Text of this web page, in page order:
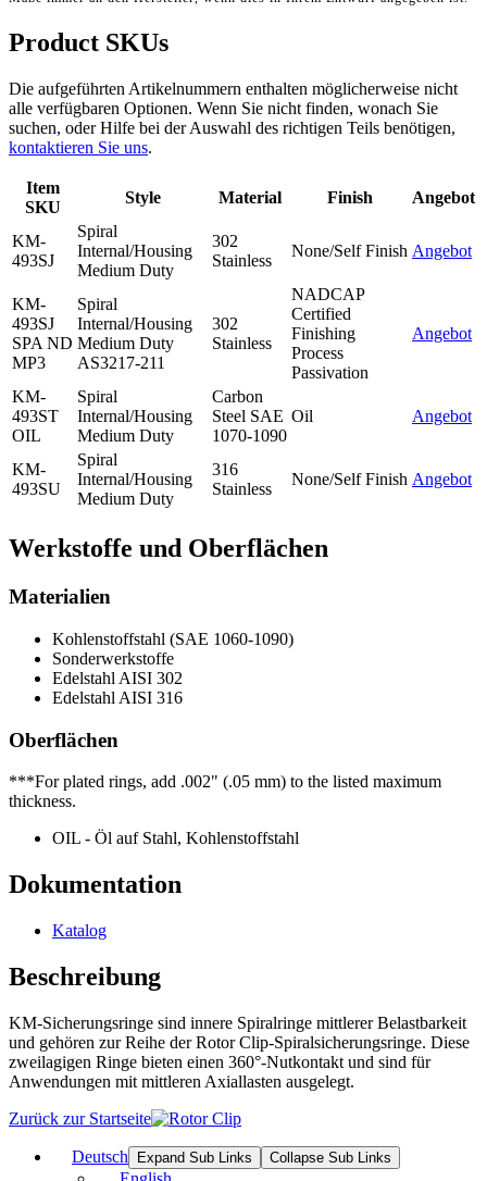
Product SKUs
Die aufgeführten Artikelnummern enthalten möglicherweise nicht
alle verfügbaren Optionen. Wenn Sie nicht finden, wonach Sie
suchen, oder Hilfe bei der Auswahl des richtigen Teils benötigen,
kontaktieren Sie uns.
Item
SKU
Style Material Finish Angebot
KM-
493SJ
Spiral
Internal/Housing
Medium Duty
302
Stainless
None/Self Finish Angebot
KM-
493SJ
SPA ND
MP3
Spiral
Internal/Housing
Medium Duty
AS3217-211
302
Stainless
NADCAP
Certified
Finishing
Process
Passivation
Angebot
KM-
493ST
OIL
Spiral
Internal/Housing
Medium Duty
Carbon
Steel SAE
1070-1090
Oil Angebot
KM-
493SU
Spiral
Internal/Housing
Medium Duty
316
Stainless
None/Self Finish Angebot
Werkstoffe und Oberflächen
Materialien
Kohlenstoffstahl (SAE 1060-1090)
Sonderwerkstoffe
Edelstahl AISI 302
Edelstahl AISI 316
Oberflächen
***For plated rings, add .002" (.05 mm) to the listed maximum
thickness.
OIL - Öl auf Stahl, Kohlenstoffstahl
Dokumentation
Katalog
Beschreibung
KM-Sicherungsringe sind innere Spiralringe mittlerer Belastbarkeit
und gehören zur Reihe der Rotor Clip-Spiralsicherungsringe. Diese
zweilagigen Ringe bieten einen 360°-Nutkontakt und sind für
Anwendungen mit mittleren Axiallasten ausgelegt.
Zurück zur Startseite
Deutsch Expand Sub Links Collapse Sub Links